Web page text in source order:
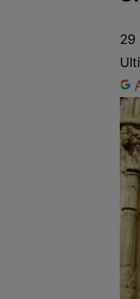
Dezvoltare personală29